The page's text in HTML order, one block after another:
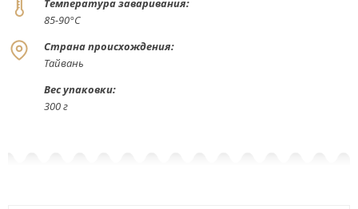
Температура заваривания:
85-90°С
Страна происхождения:
Тайвань
Вес упаковки:
300 г